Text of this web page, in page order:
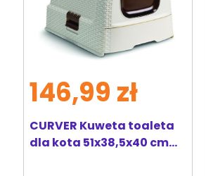
CURVER Kuweta toaleta
dla kota 51x38,5x40 cm
146,99 zł